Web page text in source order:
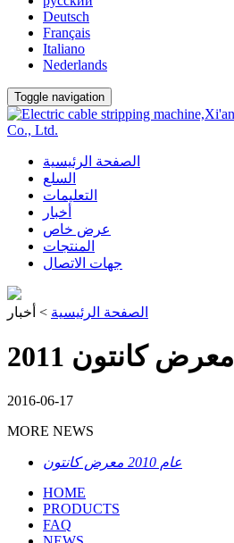
Deutsch
Français
Italiano
Nederlands
Toggle navigation
الصفحة الرئيسية
السلع
التعليمات
أخبار
عرض خاص
المنتجات
جهات الاتصال
الصفحة الرئيسية > أخبار
2011 معرض كانتون
2016-06-17
MORE NEWS
عام 2010 معرض كانتون
HOME
PRODUCTS
FAQ